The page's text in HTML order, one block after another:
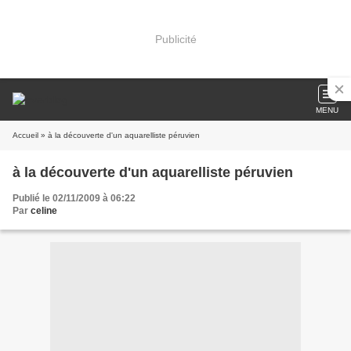
Publicité
MENU
Accueil » à la découverte d'un aquarelliste péruvien
à la découverte d'un aquarelliste péruvien
Publié le 02/11/2009 à 06:22
Par celine